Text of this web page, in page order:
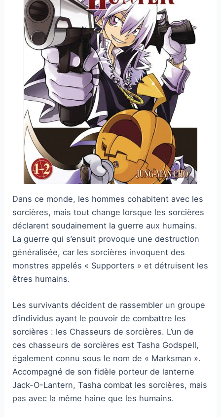
Dans ce monde, les hommes cohabitent avec les
sorcières, mais tout change lorsque les sorcières
déclarent soudainement la guerre aux humains.
La guerre qui s’ensuit provoque une destruction
généralisée, car les sorcières invoquent des
monstres appelés « Supporters » et détruisent les
êtres humains.
Les survivants décident de rassembler un groupe
d’individus ayant le pouvoir de combattre les
sorcières : les Chasseurs de sorcières. L’un de
ces chasseurs de sorcières est Tasha Godspell,
également connu sous le nom de « Marksman ».
Accompagné de son fidèle porteur de lanterne
Jack-O-Lantern, Tasha combat les sorcières, mais
pas avec la même haine que les humains.